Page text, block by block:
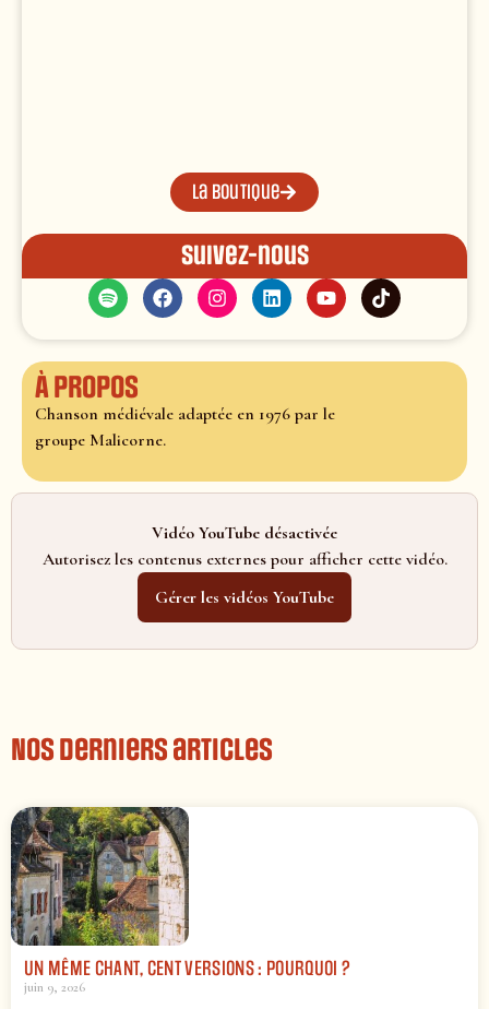
La boutique
Suivez-nous
À propos
Chanson médiévale adaptée en 1976 par le
groupe Malicorne.
Vidéo YouTube désactivée
Autorisez les contenus externes pour afficher cette vidéo.
Gérer les vidéos YouTube
Nos derniers articles
UN MÊME CHANT, CENT VERSIONS : POURQUOI ?
juin 9, 2026